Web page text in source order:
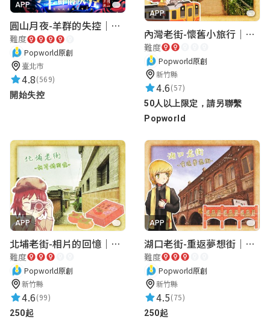
APP
圓山月夜-羊群的失控｜圓山飯店 ARG實境解謎遊戲
難度
Popworld原創
臺北市
4.8(569)
開始失控
APP
內灣老街-懷舊小旅行｜新竹老街城市解謎
難度
Popworld原創
新竹縣
4.6(57)
50人以上限定，請另聯繫
Popworld
APP
北埔老街-相片的回憶｜新竹老街城市解謎
難度
Popworld原創
新竹縣
4.6(99)
250起
APP
湖口老街-重返夢想街｜新竹老街城市解謎
難度
Popworld原創
新竹縣
4.5(75)
250起